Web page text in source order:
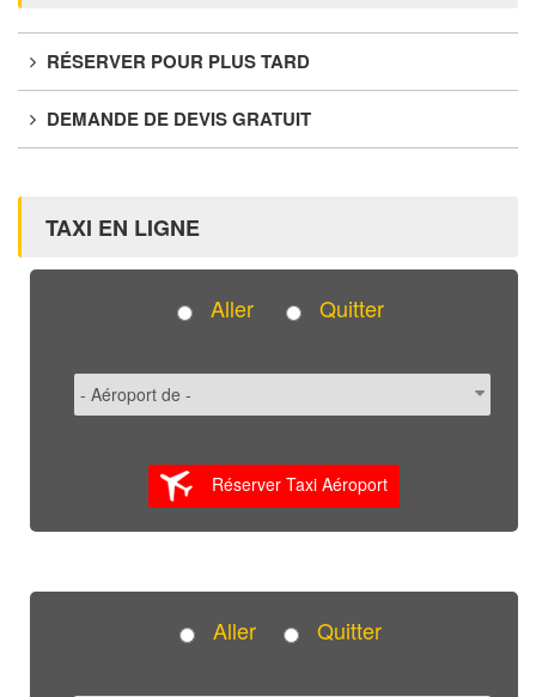
RÉSERVER POUR PLUS TARD
DEMANDE DE DEVIS GRATUIT
TAXI EN LIGNE
Aller Quitter
Réserver Taxi Aéroport
Aller Quitter